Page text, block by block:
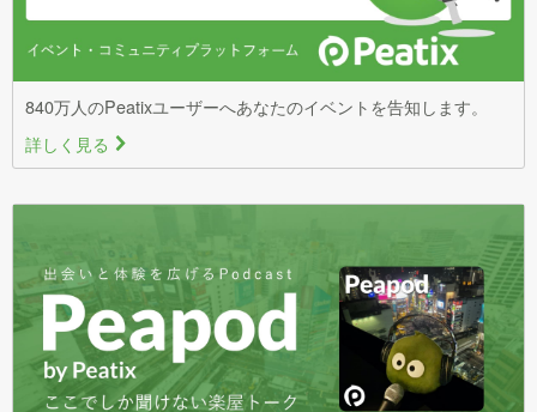
840万人のPeatixユーザーへあなたのイベントを告知します。
詳しく見る >